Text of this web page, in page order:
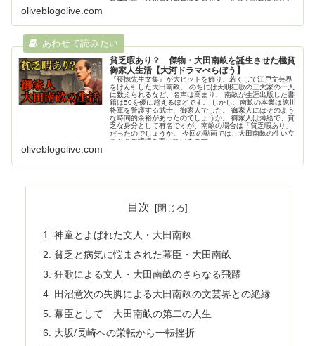
多才な男、恋川春町の生涯をのぞき、その人間像に迫りた
oliveblogolive.com
貧乏暇あり？ 傑物・大田南畝を誕生させた極貧
御家人生活【大河ドラマべらぼう】
『寝惚先生文集』が大ヒットを飾り、若くして江戸文芸界
をけん引した大田南畝。 のちには天明狂歌の三大家の一人
に数えられるなど、名声は高まり、 南畝が生涯出版した書
籍は50を優に超えるほどです。 しかし、南畝の本業は徳川
将軍を警護する武士、御家人でした。 御家人にはそのよう
な時間的余裕があったのでしょうか。 御家人は薄給で、貧
乏な身分として有名ですが、南畝の場合は「貧乏暇あり」
だったのでしょうか。 今回の動画では、大田南畝の生い立
ちとその境遇を覗いていきます。
oliveblogolive.com
目次
神童とよばれた文人・大田南畝
貧乏と病気に悩まされた幕臣・大田南畝
狂歌による文人・大田南畝のさらなる飛躍
田沼意次の失脚による大田南畝の文芸界との絶縁
幕臣として 大田南畝の第二の人生
大坂/長崎への栄転から一転挫折